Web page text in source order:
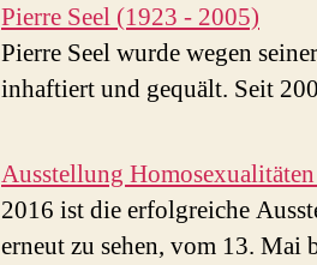
Pierre Seel (1923 - 2005)
Pierre Seel wurde wegen
inhaftiert und gequält. Seit
Ausstellung
2016 ist die erfolgreiche
erneut zu sehen, vom 13.